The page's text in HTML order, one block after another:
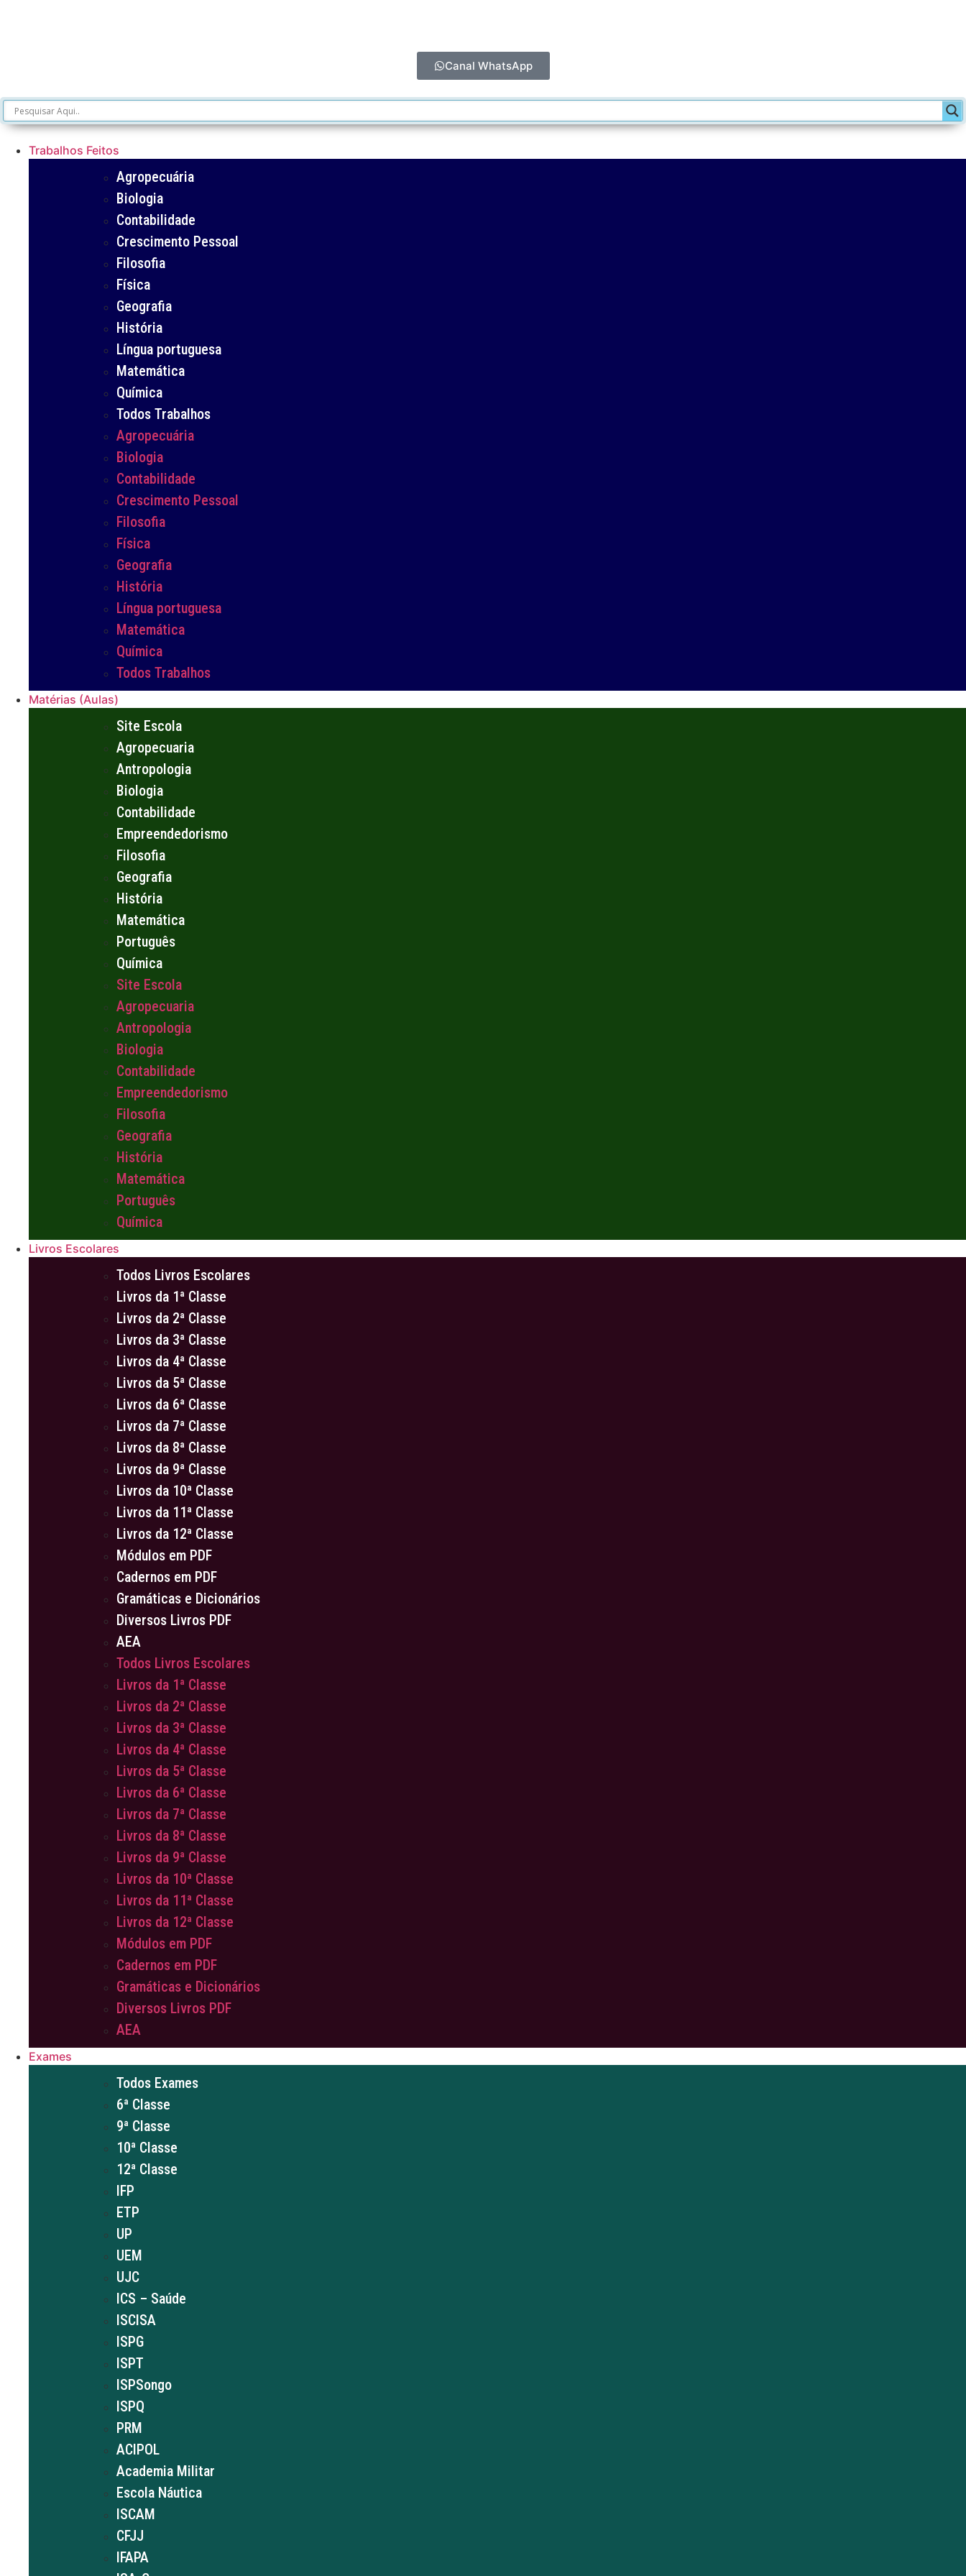
Canal WhatsApp
Trabalhos Feitos
Agropecuária
Biologia
Contabilidade
Crescimento Pessoal
Filosofia
Física
Geografia
História
Língua portuguesa
Matemática
Química
Todos Trabalhos
Agropecuária
Biologia
Contabilidade
Crescimento Pessoal
Filosofia
Física
Geografia
História
Língua portuguesa
Matemática
Química
Todos Trabalhos
Matérias (Aulas)
Site Escola
Agropecuaria
Antropologia
Biologia
Contabilidade
Empreendedorismo
Filosofia
Geografia
História
Matemática
Português
Química
Site Escola
Agropecuaria
Antropologia
Biologia
Contabilidade
Empreendedorismo
Filosofia
Geografia
História
Matemática
Português
Química
Livros Escolares
Todos Livros Escolares
Livros da 1ª Classe
Livros da 2ª Classe
Livros da 3ª Classe
Livros da 4ª Classe
Livros da 5ª Classe
Livros da 6ª Classe
Livros da 7ª Classe
Livros da 8ª Classe
Livros da 9ª Classe
Livros da 10ª Classe
Livros da 11ª Classe
Livros da 12ª Classe
Módulos em PDF
Cadernos em PDF
Gramáticas e Dicionários
Diversos Livros PDF
AEA
Todos Livros Escolares
Livros da 1ª Classe
Livros da 2ª Classe
Livros da 3ª Classe
Livros da 4ª Classe
Livros da 5ª Classe
Livros da 6ª Classe
Livros da 7ª Classe
Livros da 8ª Classe
Livros da 9ª Classe
Livros da 10ª Classe
Livros da 11ª Classe
Livros da 12ª Classe
Módulos em PDF
Cadernos em PDF
Gramáticas e Dicionários
Diversos Livros PDF
AEA
Exames
Todos Exames
6ª Classe
9ª Classe
10ª Classe
12ª Classe
IFP
ETP
UP
UEM
UJC
ICS – Saúde
ISCISA
ISPG
ISPT
ISPSongo
ISPQ
PRM
ACIPOL
Academia Militar
Escola Náutica
ISCAM
CFJJ
IFAPA